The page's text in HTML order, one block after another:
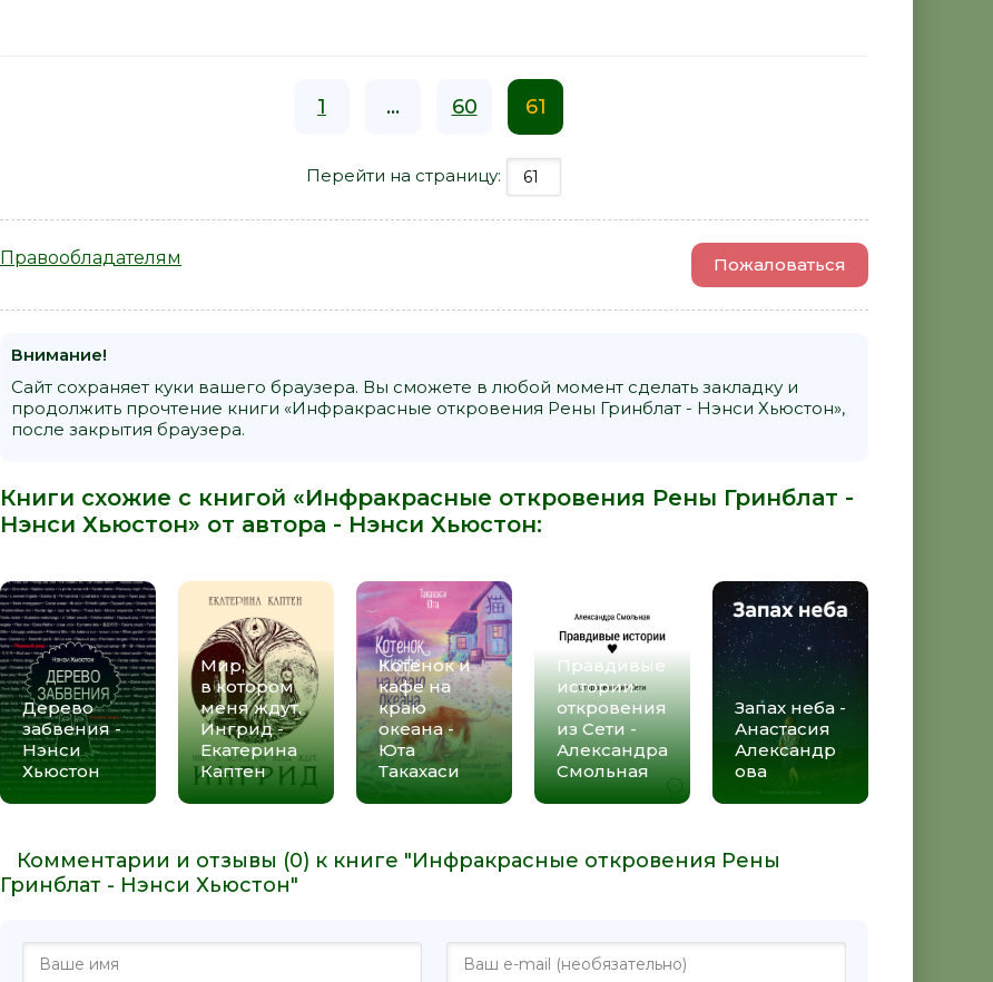
1 ... 60 61
Перейти на страницу:
Правообладателям Пожаловаться
Внимание!
Сайт сохраняет куки вашего браузера. Вы сможете в любой момент сделать закладку и
продолжить прочтение книги «Инфракрасные откровения Рены Гринблат - Нэнси Хьюстон»,
после закрытия браузера.
Книги схожие с книгой «Инфракрасные откровения Рены Гринблат -
Нэнси Хьюстон» от автора - Нэнси Хьюстон:
Дерево
забвения -
Нэнси
Хьюстон
Мир,
в котором
меня ждут.
Ингрид -
Екатерина
Каптен
Котенок и
кафе на
краю
океана -
Юта
Такахаси
Правдивые
истории:
откровения
из Сети -
Александра
Смольная
Запах неба -
Анастасия
Александр
ова
Комментарии и отзывы (0) к книге "Инфракрасные откровения Рены
Гринблат - Нэнси Хьюстон"